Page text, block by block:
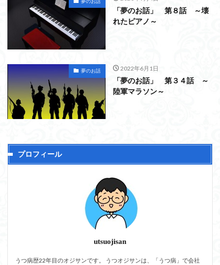
「夢のお話」 第８話 ～壊
れたピアノ～
夢のお話 2022年6月1日
「夢のお話」 第３４話 ～
陸軍マラソン～
プロフィール
utsuojisan
うつ病歴22年目のオジサンです。 うつオジサンは、「うつ病」で会社